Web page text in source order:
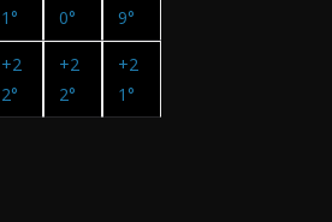
1°
0°
9°
+2
2°
+2
2°
+2
1°